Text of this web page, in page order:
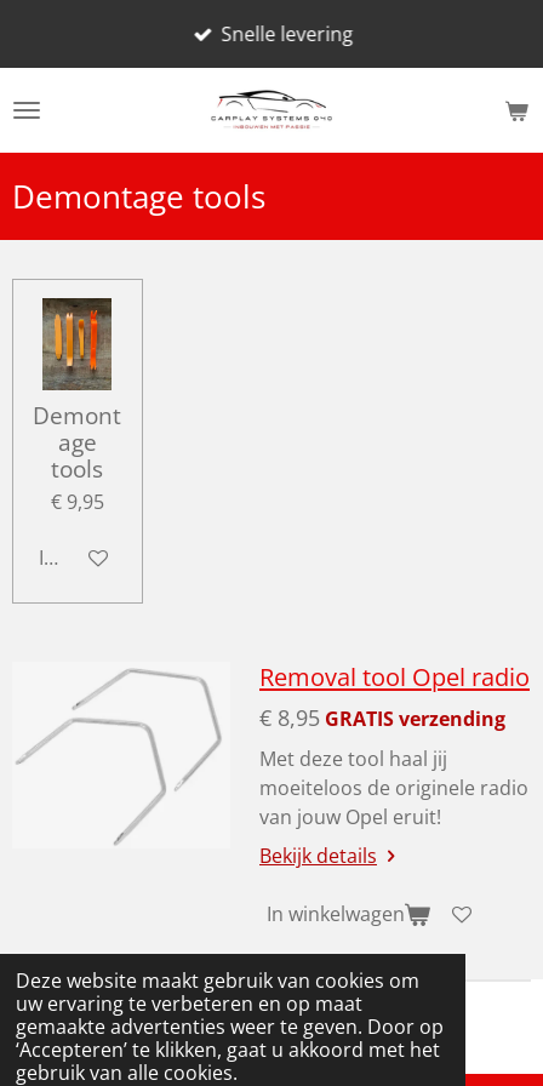
Deze website maakt gebruik van cookies om
uw ervaring te verbeteren en op maat
gemaakte advertenties weer te geven. Door op
‘Accepteren’ te klikken, gaat u akkoord met het
gebruik van alle cookies.
de
Snelle levering
Demontage tools
Demont
age
tools
€ 9,95
In winkelwagen
Removal tool Opel radio
€ 8,95 GRATIS verzending
Met deze tool haal jij
moeiteloos de originele radio
van jouw Opel eruit!
Bekijk details
In winkelwagen
ALGEMENE VOORWAARDEN